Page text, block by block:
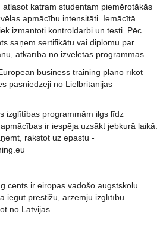
katram studentam piemērotākās
apmācību intensitāti. Iemācītā
izmantoti kontroldarbi un testi. Pēc
saņem sertifikātu vai diplomu par
atkarībā no izvēlētās programmas.
business training plāno rīkot
pasniedzēji no Lielbritānijas
izglītības programmām ilgs līdz
ir iespēja uzsākt jebkurā laikā.
rakstot uz epastu -
cents ir eiropas vadošo augstskolu
iegūt prestižu, ārzemju izglītību
no Latvijas.